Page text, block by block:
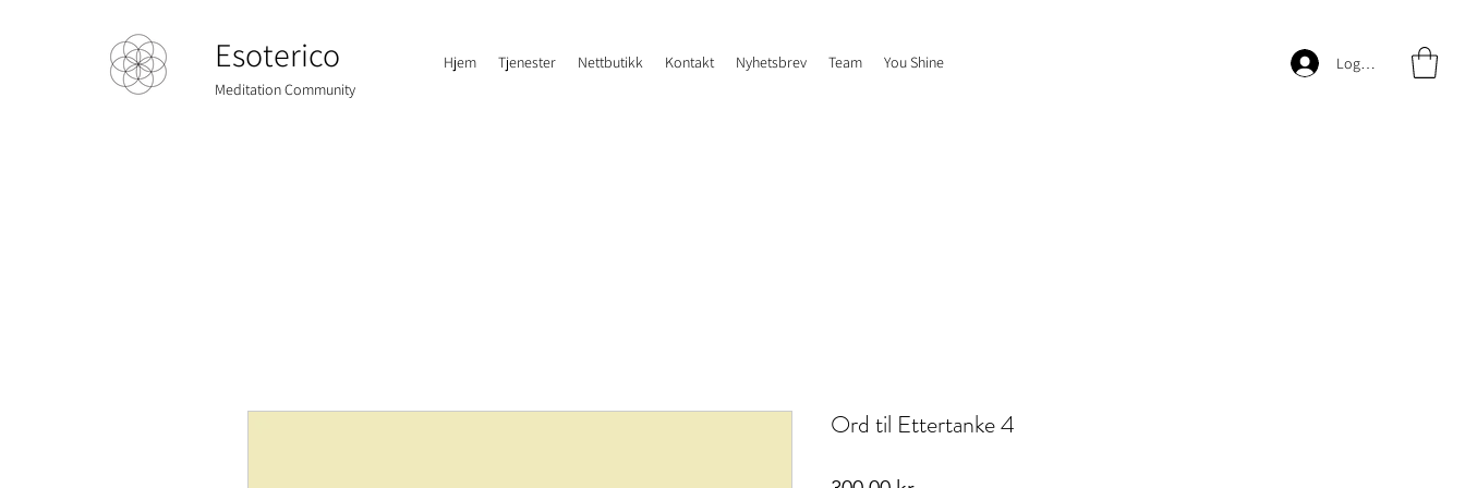
Esoterico Hjem Tjenester Nettbutikk Kontakt Nyhetsbrev Team
You Shine
Meditation Community
Logg inn
Ord til Ettertanke 4